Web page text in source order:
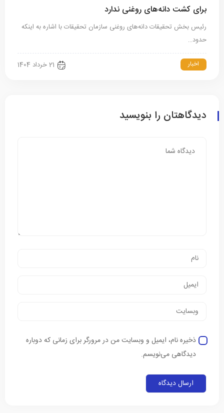
برای کشت دانه‌های روغنی ندارد
رئیس بخش تحقیقات دانه‌های روغنی سازمان تحقیقات با اشاره به اینکه
حدود…
اخبار 21 خرداد 1404
دیدگاهتان را بنویسید
ذخیره نام، ایمیل و وبسایت من در مرورگر برای زمانی که دوباره
دیدگاهی می‌نویسم.